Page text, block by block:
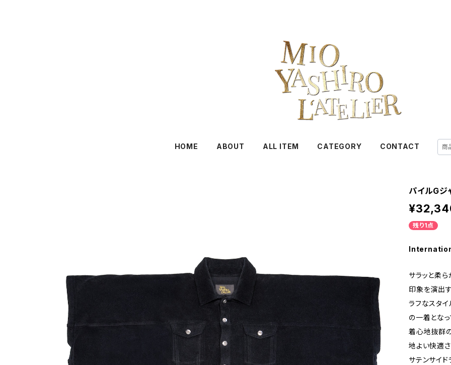
HOME ABOUT ALL ITEM CATEGORY CONTACT
パイルG
残り1点
サラッと柔
印象を演出
ラフなスタ
の一着とな
着心地抜群
地よい快適さ
サテンサイド